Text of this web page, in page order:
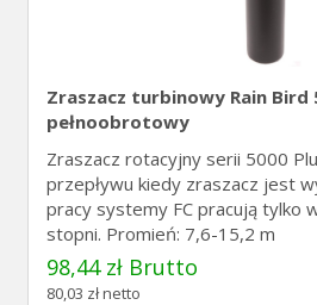
Zraszacz turbinowy Rain Bird
pełnoobrotowy
Zraszacz rotacyjny serii 5000
przepływu kiedy zraszacz jest
pracy systemy FC pracują tylko
stopni. Promień: 7,6-15,2 m
98,44 zł Brutto
80,03 zł netto